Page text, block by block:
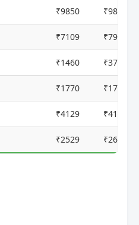
₹9850 ₹9830
₹7109 ₹7919
₹1460 ₹3759
₹1770 ₹1750
₹4129 ₹4109
₹2529 ₹2609